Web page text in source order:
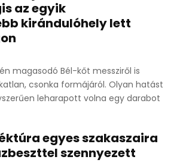
az egyik
kirándulóhely lett
magasodó Bél-kőt messziről is
csonka formájáról. Olyan hatást
leharapott volna egy darabot
egyes szakaszaira
szennyezett